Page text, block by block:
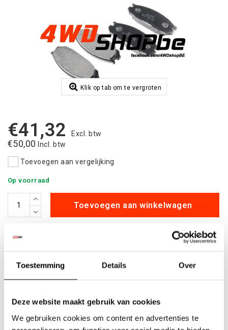
Toestemming Details Over
Deze website maakt gebruik van cookies
We gebruiken cookies om content en advertenties te
Klik op tab om te vergroten
€41,32 Excl. btw
€50,00 Incl. btw
Toevoegen aan vergelijking
Op voorraad
Toevoegen aan winkelwagen
Betaalbare
kwalitatieve producten
Verzending doorheel Europa
+500 nieuweproducten